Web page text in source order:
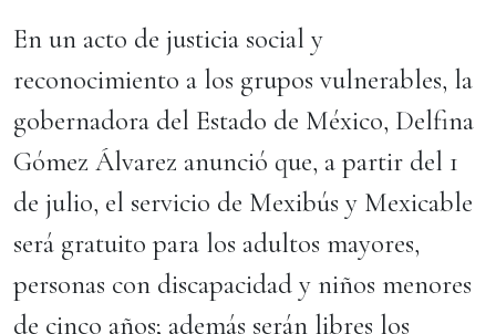
En un acto de justicia social y
reconocimiento a los grupos vulnerables, la
gobernadora del Estado de México, Delfina
Gómez Álvarez anunció que, a partir del 1
de julio, el servicio de Mexibús y Mexicable
será gratuito para los adultos mayores,
personas con discapacidad y niños menores
de cinco años; además serán libres los